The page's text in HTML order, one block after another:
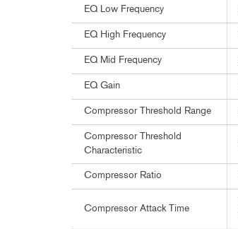
EQ Low Frequency
EQ High Frequency
EQ Mid Frequency
EQ Gain
Compressor Threshold Range
Compressor Threshold
Characteristic
Compressor Ratio
Compressor Attack Time